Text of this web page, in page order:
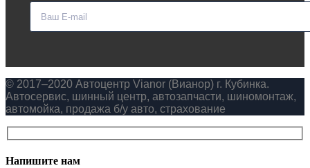
© 2017–2020 Автоцентр Vianor (Вианор) г. Кубинка.
Автосервис, шинный центр, автозапчасти, шиномонтаж,
автомойка, продажа б/у авто, страхование
Напишите нам